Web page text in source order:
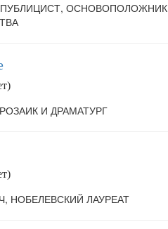
ОСНОВОПОЛОЖНИК
И ДРАМАТУРГ
НОБЕЛЕВСКИЙ ЛАУРЕАТ